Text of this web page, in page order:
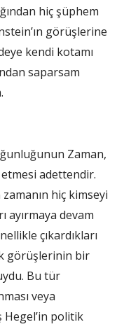
hiç şüphem
görüşlerine
kendi kotamı
saparsam
Zaman,
adettendir.
hiç kimseyi
ayırmaya devam
çıkardıkları
görüşlerinin bir
Bu tür
veya
politik